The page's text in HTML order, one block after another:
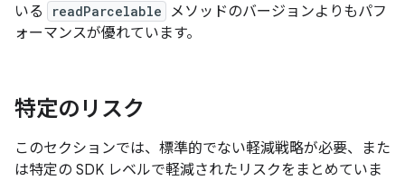
いる
readParcelable
メソッドのバージョンよりもパフ
ォーマンスが優れています。
特定のリスク
このセクションでは、標準的でない軽減戦略が必要、また
は特定の SDK レベルで軽減されたリスクをまとめていま